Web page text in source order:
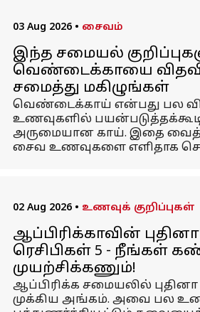
03 Aug 2026 • சைவம்
இந்த சமையல்
வெண்டைக்காயை
சமைத்து மகிழுங்கள்
வெண்டைக்காய் என்பது பல
உணவுகளில்
அருமையான காய். இதை
சைவ உணவுகளை எளிதாக
02 Aug 2026 • உணவுக் குறிப்புகள்
ஆப்பிரிக்காவின்
ரெசிபிகள் 5 - நீங்கள்
முயற்சிக்கணும்!
ஆப்பிரிக்க சமையலில்
முக்கிய அங்கம். அவை பல